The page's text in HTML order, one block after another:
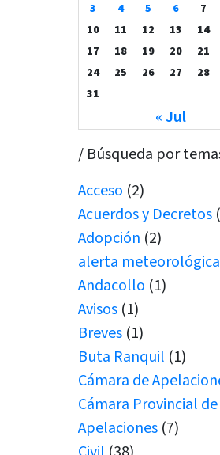
3
4 5 6 7
10
11 12 13 14
17
18 19 20 21
24
25 26 27 28
31
« Jul
/ Búsqueda por
Acceso (2)
Acuerdos y Decretos
Adopción (2)
alerta meteorológica
Andacollo (1)
Avisos (1)
Breves (1)
Buta Ranquil (1)
Cámara de
Cámara Provincial de
Apelaciones (7)